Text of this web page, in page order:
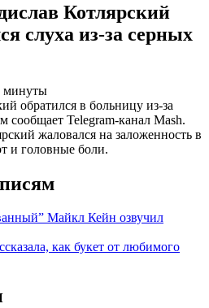
Котлярский
слуха из-за серных
минуты
обратился в больницу из-за
сообщает Telegram-канал Mash.
жаловался на заложенность в
и головные боли.
Майкл Кейн озвучил
как букет от любимого